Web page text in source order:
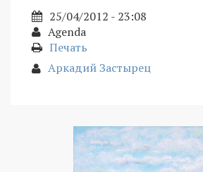
25/04/2012 - 23:08
Agenda
Печать
Аркадий Застырец